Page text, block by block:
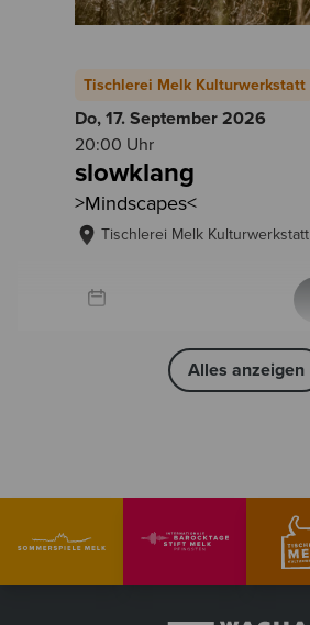
Tischlerei Melk Kulturwerkstatt
Do, 17. September 2026
20:00 Uhr
slowklang
>Mindscapes<
Tischlerei Melk Kulturwerkstatt
Fr, 18. September
Alles anzeigen